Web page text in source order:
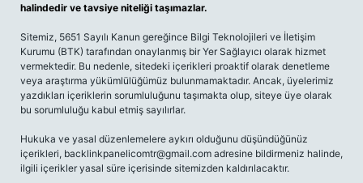
halindedir ve tavsiye niteliği taşımazlar.
Sitemiz, 5651 Sayılı Kanun gereğince Bilgi Teknolojileri ve İletişim
Kurumu (BTK) tarafından onaylanmış bir Yer Sağlayıcı olarak hizmet
vermektedir. Bu nedenle, sitedeki içerikleri proaktif olarak denetleme
veya araştırma yükümlülüğümüz bulunmamaktadır. Ancak, üyelerimiz
yazdıkları içeriklerin sorumluluğunu taşımakta olup, siteye üye olarak
bu sorumluluğu kabul etmiş sayılırlar.
Hukuka ve yasal düzenlemelere aykırı olduğunu düşündüğünüz
içerikleri, backlinkpanelicomtr@gmail.com adresine bildirmeniz halinde,
ilgili içerikler yasal süre içerisinde sitemizden kaldırılacaktır.